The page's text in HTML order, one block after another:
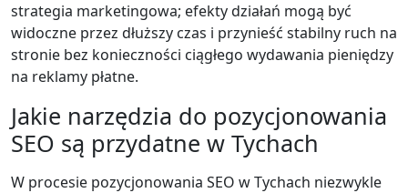
strategia marketingowa; efekty działań mogą być
widoczne przez dłuższy czas i przynieść stabilny ruch na
stronie bez konieczności ciągłego wydawania pieniędzy
na reklamy płatne.
Jakie narzędzia do pozycjonowania
SEO są przydatne w Tychach
W procesie pozycjonowania SEO w Tychach niezwykle